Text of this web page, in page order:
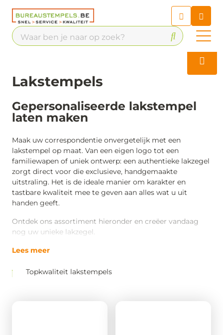
Chatbot
Chat 24/7 met onze chatbot
Lakstempels
Gepersonaliseerde lakstempel
laten maken
Maak uw correspondentie onvergetelijk met een
lakstempel op maat. Van een eigen logo tot een
familiewapen of uniek ontwerp: een authentieke lakzegel
zorgt direct voor die exclusieve, handgemaakte
uitstraling. Het is de ideale manier om karakter en
tastbare kwaliteit mee te geven aan alles wat u uit
handen geeft.
Ontdek ons assortiment hieronder en creëer vandaag
nog uw unieke lakzegel.
Lees meer
Topkwaliteit lakstempels